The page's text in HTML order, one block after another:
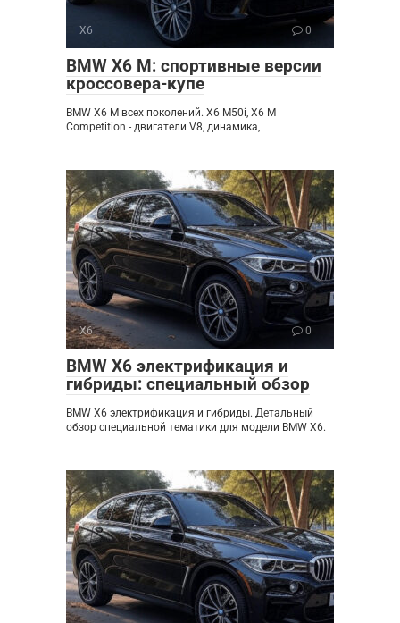
X6 0
BMW X6 M: спортивные версии
кроссовера-купе
BMW X6 M всех поколений. X6 M50i, X6 M
Competition - двигатели V8, динамика,
X6 0
BMW X6 электрификация и
гибриды: специальный обзор
BMW X6 электрификация и гибриды. Детальный
обзор специальной тематики для модели BMW X6.